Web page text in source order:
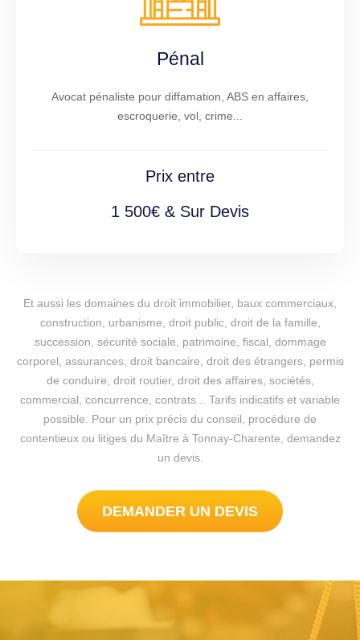
Pénal
Avocat pénaliste pour diffamation, ABS en affaires,
escroquerie, vol, crime...
Prix entre
1 500€ & Sur Devis
Et aussi les domaines du droit immobilier, baux commerciaux,
construction, urbanisme, droit public, droit de la famille,
succession, sécurité sociale, patrimoine, fiscal, dommage
corporel, assurances, droit bancaire, droit des étrangers, permis
de conduire, droit routier, droit des affaires, sociétés,
commercial, concurrence, contrats... Tarifs indicatifs et variable
possible. Pour un prix précis du conseil, procédure de
contentieux ou litiges du Maître à Tonnay-Charente, demandez
un devis.
DEMANDER UN DEVIS